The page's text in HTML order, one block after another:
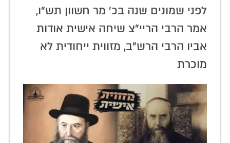
לפני שמונים שנה בכ' מר חשוון תש"ו,
אמר הרבי הריי"צ שיחה אישית אודות
אביו הרבי הרש"ב, מזווית ייחודית לא
מוכרת